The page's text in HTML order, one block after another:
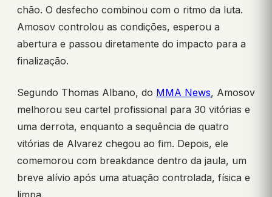
chão. O desfecho combinou com o ritmo da luta.
Amosov controlou as condições, esperou a
abertura e passou diretamente do impacto para a
finalização.
Segundo Thomas Albano, do MMA News, Amosov
melhorou seu cartel profissional para 30 vitórias e
uma derrota, enquanto a sequência de quatro
vitórias de Alvarez chegou ao fim. Depois, ele
comemorou com breakdance dentro da jaula, um
breve alívio após uma atuação controlada, física e